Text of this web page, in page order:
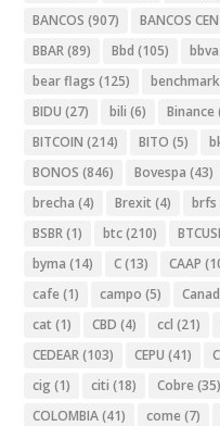
BANCOS (907) BANCOS
BBAR(89) Bbd (105) bbva
bear flags (125) benchmark
BIDU (27) bili (6) Binance
BITCOIN (214) BITO (5)
BONOS (846) Bovespa (43)
brecha (4) Brexit (4) brfs
BSBR(1) btc(210)
byma (14) C(13) CAAP
cafe (1) campo (5)
cat (1) CBD (4) ccl (21)
CEDEAR(103) CEPU (41)
cig (1) citi (18) Cobre (35)
COLOMBIA(41) come (7)